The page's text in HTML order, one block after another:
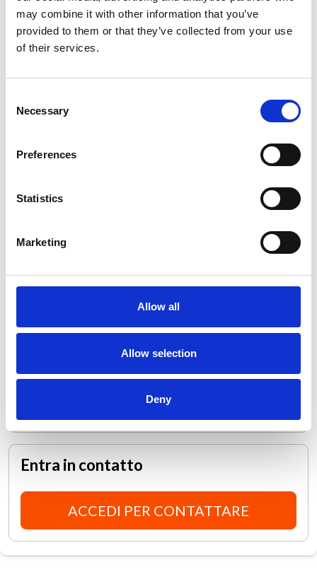
may combine it with other information that you’ve
provided to them or that they’ve collected from your use
of their services.
Selection
Necessary
Preferences
Statistics
Marketing
Allow all
Allow selection
Deny
Seniority junior
Paese
Regione
Provincia -
-
Disponibilità lavoro ibrido
Entra in contatto
ACCEDI PER CONTATTARE